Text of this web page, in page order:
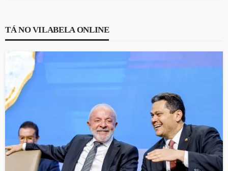
TÁ NO VILABELA ONLINE